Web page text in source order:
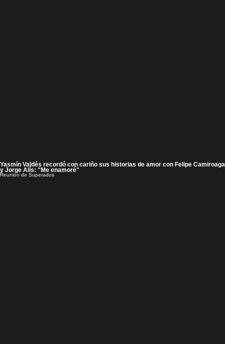
Yasmín Valdés recordó con cariño sus historias de amor con Felipe Camiroaga
y Jorge Alís: "Me enamoré"
Reunión de Superados